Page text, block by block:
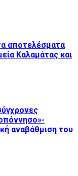
αποτελέσματα
Καλαμάτας και
αναβάθμιση του